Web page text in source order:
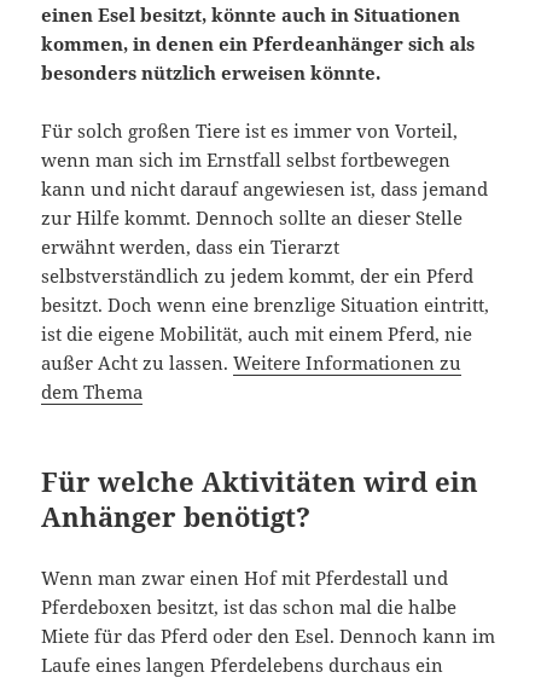
einen Esel besitzt, könnte auch in Situationen
kommen, in denen ein Pferdeanhänger sich als
besonders nützlich erweisen könnte.
Für solch großen Tiere ist es immer von Vorteil,
wenn man sich im Ernstfall selbst fortbewegen
kann und nicht darauf angewiesen ist, dass jemand
zur Hilfe kommt. Dennoch sollte an dieser Stelle
erwähnt werden, dass ein Tierarzt
selbstverständlich zu jedem kommt, der ein Pferd
besitzt. Doch wenn eine brenzlige Situation eintritt,
ist die eigene Mobilität, auch mit einem Pferd, nie
außer Acht zu lassen.Weitere Informationen zu
dem Thema
Für welche Aktivitäten wird ein
Anhänger benötigt?
Wenn man zwar einen Hof mit Pferdestall und
Pferdeboxen besitzt, ist das schon mal die halbe
Miete für das Pferd oder den Esel. Dennoch kann im
Laufe eines langenPferdelebens durchaus ein